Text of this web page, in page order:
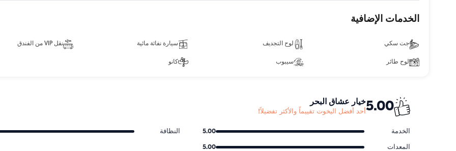
الخدمات الإضافية
جت سكي لوح التجديف سيارة نفاثة مائية نقل VIP من الفندق
لوح طائر سيبوب كانو
5.00خيار عشاق البحر
أحد أفضل اليخوت تقييماً والأكثر تفضيلاً!
الخدمة 5.00 النظافة
المعدات 5.00